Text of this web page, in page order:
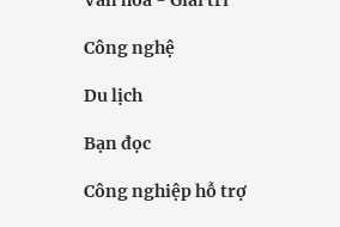
Công nghệ
Du lịch
Bạn đọc
Công nghiệp hỗ trợ